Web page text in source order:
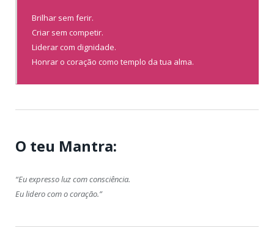
Brilhar sem ferir.
Criar sem competir.
Liderar com dignidade.
Honrar o coração como templo da tua alma.
O teu Mantra:
“Eu expresso luz com consciência.
Eu lidero com o coração.”